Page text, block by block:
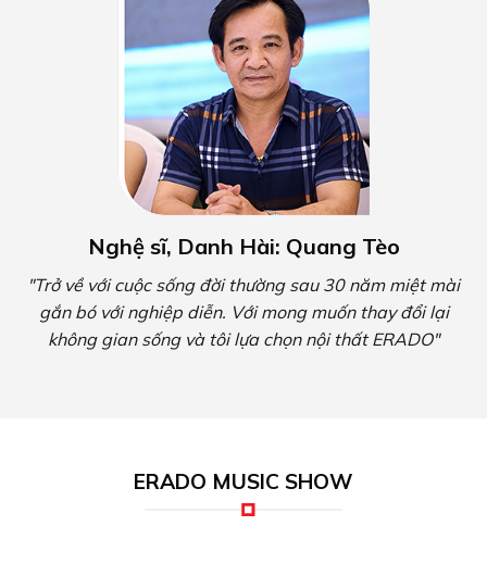
Nghệ sĩ, Danh Hài: Quang Tèo
"Trở về với cuộc sống đời thường sau 30 năm miệt mài
gắn bó với nghiệp diễn. Với mong muốn thay đổi lại
không gian sống và tôi lựa chọn nội thất ERADO"
ERADO MUSIC SHOW